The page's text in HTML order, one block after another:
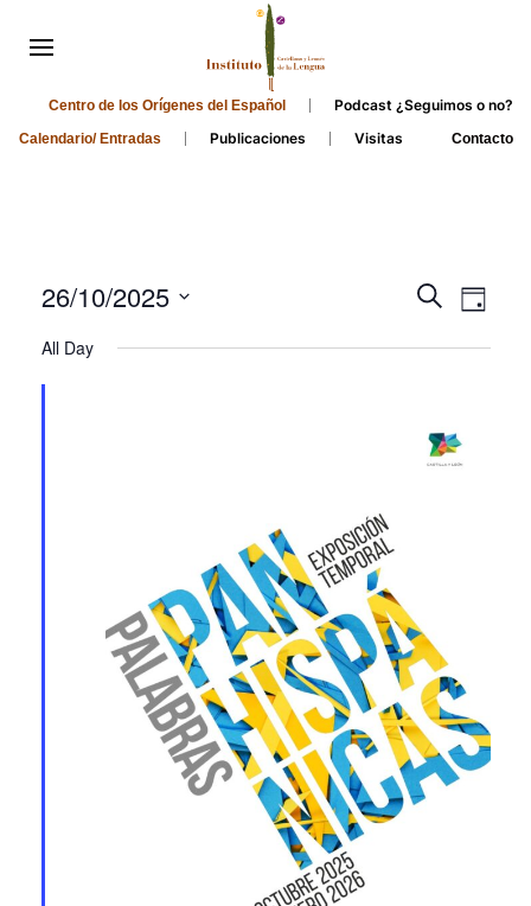
Centro de los Orígenes del Español Podcast ¿Seguimos o no?
Calendario/ Entradas Publicaciones Visitas Contacto
Events
and
Search
Day
26/10/2025
date.
All Day